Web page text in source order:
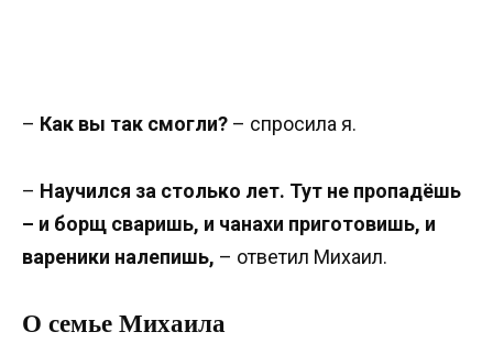
– Как вы так смогли? – спросила я.
– Научился за столько лет. Тут не пропадёшь
– и борщ сваришь, и чанахи приготовишь, и
вареники налепишь, – ответил Михаил.
О семье Михаила